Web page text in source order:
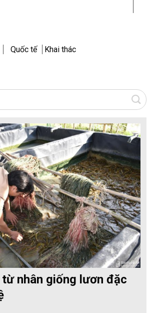
Quốc tế Khai thác
nhân giống lươn đặc